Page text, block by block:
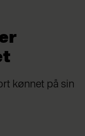
kønnet på sin